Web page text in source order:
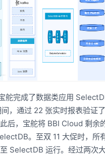
舵完成了数据类应用
，通过 22 张实时报表验证
后，宝舵将 BBI Cloud 剩余
。至双 11 大促时，所
SelectDB 运行。经过两次